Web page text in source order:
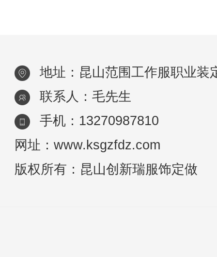
地址：昆山范围工作服职业装
联系人：毛先生
手机：13270987810
网址：www.ksgzfdz.com
版权所有：昆山创新瑞服饰定做